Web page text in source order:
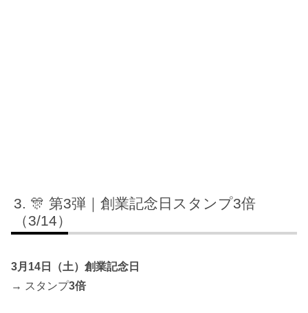
🎊 第3弾｜創業記念日スタンプ3倍
（3/14）
3月14日（土）創業記念日
→ スタンプ3倍